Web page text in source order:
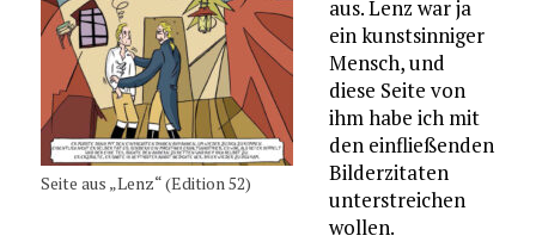
Seite aus „Lenz“ (Edition 52)
aus. Lenz war ja
ein kunstsinniger
Mensch, und
diese Seite von
ihm habe ich mit
den einfließenden
Bilderzitaten
unterstreichen
wollen.